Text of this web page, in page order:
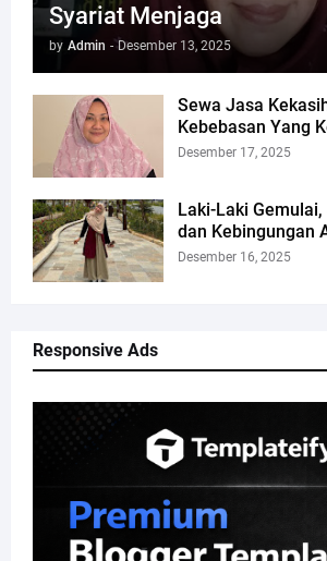
Syariat Menjaga
by Admin - Desember 13, 2025
Sewa Jasa
Kebebasan Yang
Desember 17, 2025
Laki-Laki
dan Kebingungan
Desember 16, 2025
Responsive Ads